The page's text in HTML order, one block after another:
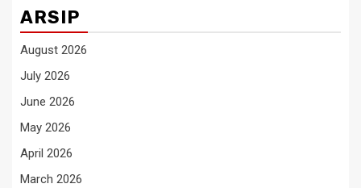
ARSIP
August 2026
July 2026
June 2026
May 2026
April 2026
March 2026